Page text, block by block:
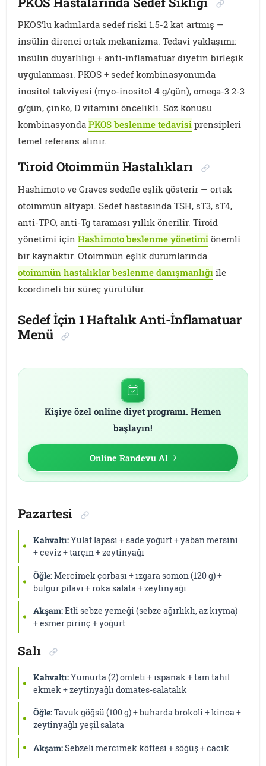
PKOS'lu kadınlarda sedef riski 1.5-2 kat artmış —
insülin direnci ortak mekanizma. Tedavi yaklaşımı:
insülin duyarlılığı + anti-inflamatuar diyetin birleşik
uygulanması. PKOS + sedef kombinasyonunda
inositol takviyesi (myo-inositol 4 g/gün), omega-3 2-3
g/gün, çinko, D vitamini öncelikli. Söz konusu
kombinasyondaPKOS beslenme tedavisi prensipleri
temel referans alınır.
Tiroid Otoimmün Hastalıkları
Hashimoto ve Graves sedefle eşlik gösterir — ortak
otoimmün altyapı. Sedef hastasında TSH, sT3, sT4,
anti-TPO, anti-Tg taraması yıllık önerilir. Tiroid
yönetimi içinHashimoto beslenme yönetimi önemli
bir kaynaktır. Otoimmün eşlik durumlarında
otoimmün hastalıklar beslenme danışmanlığı ile
koordineli bir süreç yürütülür.
Sedef İçin 1 Haftalık Anti-İnflamatuar
Menü
Kişiye özel online diyet programı. Hemen
başlayın!
Online Randevu Al
Pazartesi
Kahvaltı:Yulaf lapası + sade yoğurt + yaban mersini
+ ceviz + tarçın + zeytinyağı
Öğle:Mercimek çorbası + ızgara somon (120 g) +
bulgur pilavı + roka salata + zeytinyağı
Akşam:Etli sebze yemeği (sebze ağırlıklı, az kıyma)
+ esmer pirinç + yoğurt
Salı
Kahvaltı:Yumurta (2) omleti + ıspanak + tam tahıl
ekmek + zeytinyağlı domates-salatalık
Öğle:Tavuk göğsü (100 g) + buharda brokoli + kinoa +
zeytinyağlı yeşil salata
Akşam:Sebzeli mercimek köftesi + söğüş + cacık